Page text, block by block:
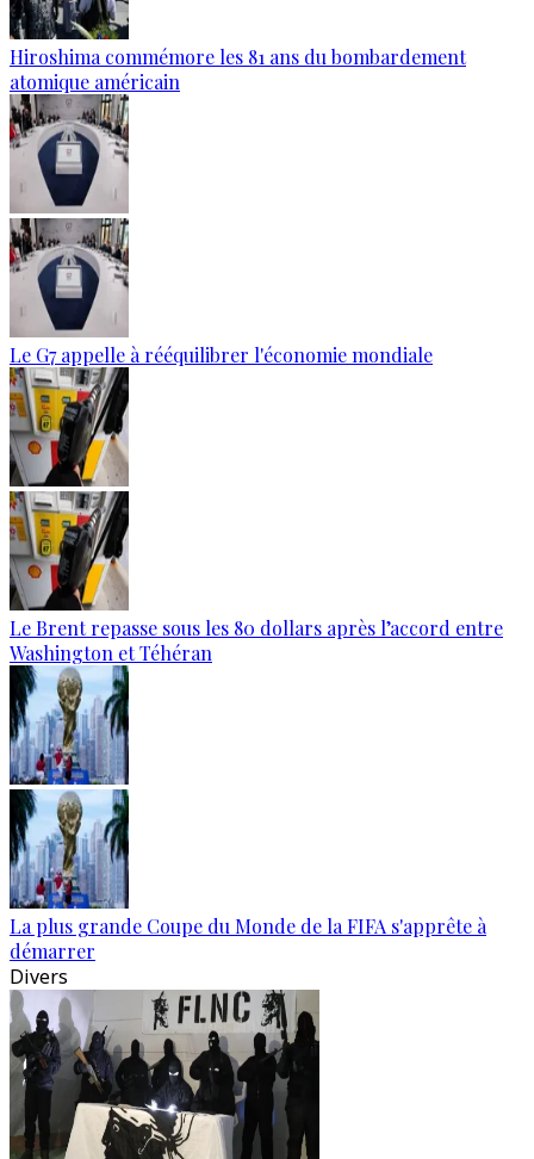
Hiroshima commémore les 81 ans du bombardement
atomique américain
Le G7 appelle à rééquilibrer l'économie mondiale
Le Brent repasse sous les 80 dollars après l’accord entre
Washington et Téhéran
La plus grande Coupe du Monde de la FIFA s'apprête à
démarrer
Divers